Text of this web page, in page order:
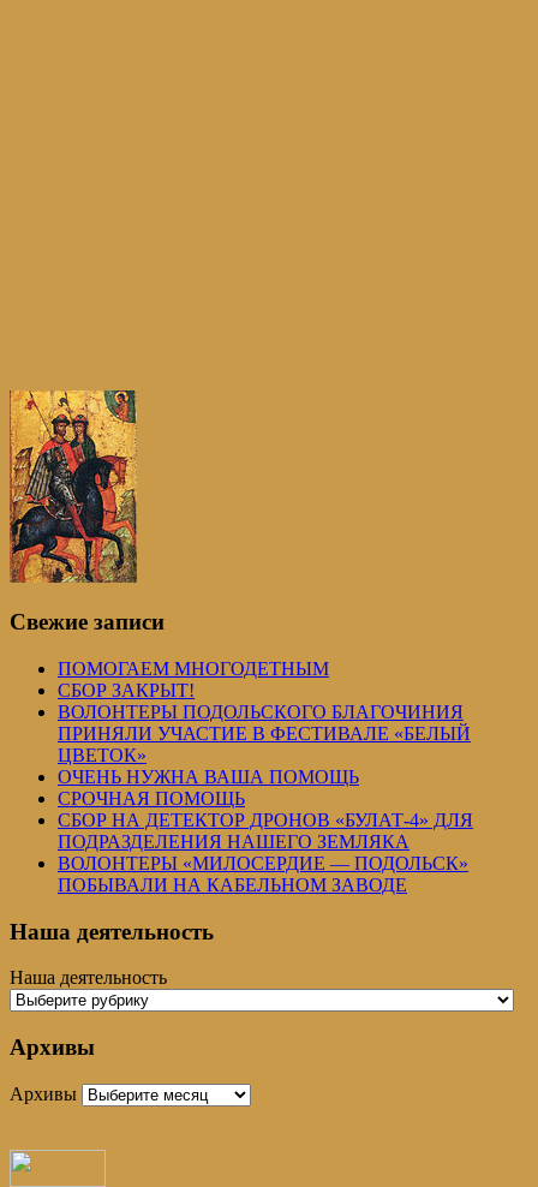
Свежие записи
ПОМОГАЕМ МНОГОДЕТНЫМ
СБОР ЗАКРЫТ!
ВОЛОНТЕРЫ ПОДОЛЬСКОГО БЛАГОЧИНИЯ
ПРИНЯЛИ УЧАСТИЕ В ФЕСТИВАЛЕ «БЕЛЫЙ
ЦВЕТОК»
ОЧЕНЬ НУЖНА ВАША ПОМОЩЬ
СРОЧНАЯ ПОМОЩЬ
СБОР НА ДЕТЕКТОР ДРОНОВ «БУЛАТ-4» ДЛЯ
ПОДРАЗДЕЛЕНИЯ НАШЕГО ЗЕМЛЯКА
ВОЛОНТЕРЫ «МИЛОСЕРДИЕ — ПОДОЛЬСК»
ПОБЫВАЛИ НА КАБЕЛЬНОМ ЗАВОДЕ
Наша деятельность
Наша деятельность
Архивы
Архивы